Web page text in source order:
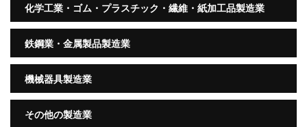
化学工業・ゴム・プラスチック・繊維・紙加工品製造業
鉄鋼業・金属製品製造業
機械器具製造業
その他の製造業